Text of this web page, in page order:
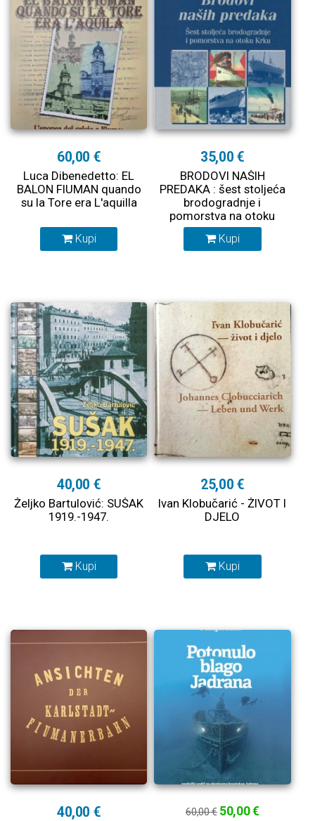
60,00 €
Luca Dibenedetto: EL
BALON FIUMAN quando
su la Tore era L'aquilla
Kupi
35,00 €
BRODOVI NAŠIH
PREDAKA : šest stoljeća
brodogradnje i
pomorstva na otoku
Krku
Kupi
40,00 €
Željko Bartulović: SUŠAK
1919.-1947.
Kupi
25,00 €
Ivan Klobučarić - ŽIVOT I
DJELO
Kupi
40,00 € 60,00 € 50,00 €